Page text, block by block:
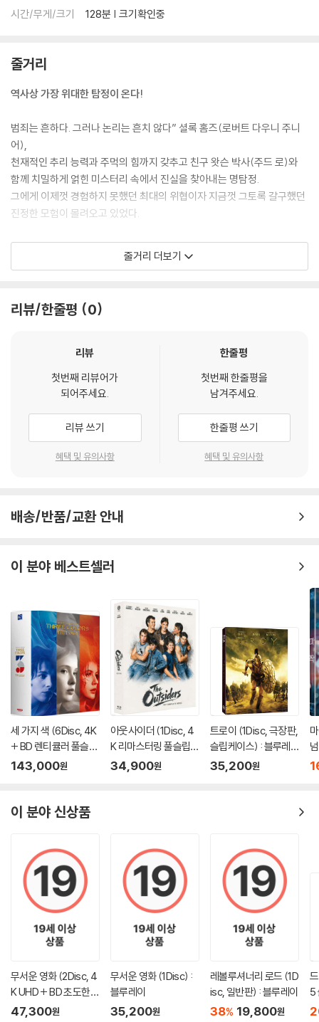
시간/무게/크기
128분 | 크기확인중
줄거리
역사상 가장 위대한 탐정이 온다!
범죄는 흔하다. 그러나 논리는 흔치 않다” 셜록 홈즈(로버트 다우니 주니
어),
천재적인 추리 능력과 주먹의 힘까지 갖추고 친구 왓슨 박사(주드 로)와
함께 치밀하게 얽힌 미스터리 속에서 진실을 찾아내는 명탐정.
그에게 이제껏 경험하지 못했던 최대의 위협이자 지금껏 그토록 갈구했던
진정한 모험이 몰려오고 있었다.
다섯 명의 여인들이 종교 의식의 제물로 끔찍하게 살해되는 사건이 잇따라
사형 집행일이 다가올수록 강력한 어둠의 힘을 발휘하고,
줄거리 더보기
리뷰/한줄평 0
리뷰
첫번째 리뷰어가
되어주세요.
리뷰 쓰기
혜택 및 유의사항
한줄평
첫번째 한줄평을
남겨주세요.
한줄평 쓰기
혜택 및 유의사항
배송/반품/교환 안내
이 분야 베스트셀러
세 가지 색 (6Disc, 4K
+ BD 렌티큘러 풀슬립
트릴로지 박스 한정판)
143,000원
아웃사이더 (1Disc, 4
K 리마스터링 풀슬립) :
블루레이
34,900원
트로이 (1Disc, 극장판,
슬립케이스) : 블루레
이
35,200원
:
이 분야 신상품
무서운 영화 (2Disc, 4
K UHD + BD 초도한정
슬립케이스) : 블루레
47,300원
무서운 영화 (1Disc) :
블루레이
35,200원
레볼루셔너리 로드 (1D
isc, 일반판) : 블루레이
38% 19,800원
5